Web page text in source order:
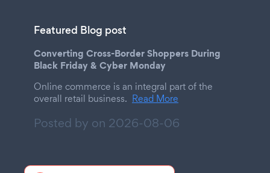
Featured Blog post
Converting Cross-Border Shoppers During
Black Friday & Cyber Monday
Online commerce is an integral part of the
overall retail business. Read More
Posted by on 2026-08-06